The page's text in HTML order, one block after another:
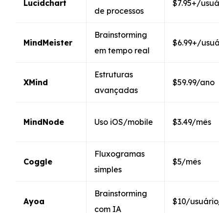
Lucidchart
de processos
$7.95+/
MindMeister
Brainstorming
em tempo real
$6.99+/
XMind
Estruturas
avançadas
$59.99/ano
MindNode Uso iOS/mobile $3.49/mês
Coggle
Fluxogramas
simples
$5/mês
Ayoa
Brainstorming
com IA
$10/